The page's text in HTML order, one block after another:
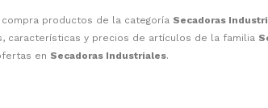
compra productos de la categoría Secadoras
características y precios de artículos de la familia
en Secadoras Industriales.